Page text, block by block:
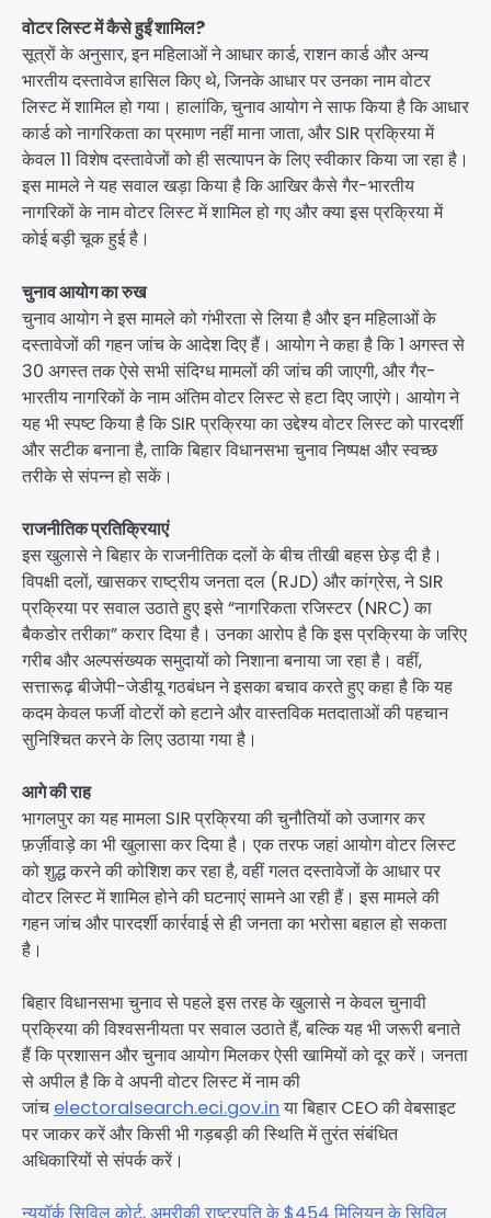
वोटर लिस्ट में कैसे हुईं शामिल?
सूत्रों के अनुसार, इन महिलाओं ने आधार कार्ड, राशन कार्ड और अन्य
भारतीय दस्तावेज हासिल किए थे, जिनके आधार पर उनका नाम वोटर
लिस्ट में शामिल हो गया। हालांकि, चुनाव आयोग ने साफ किया है कि आधार
कार्ड को नागरिकता का प्रमाण नहीं माना जाता, और SIR प्रक्रिया में
केवल 11 विशेष दस्तावेजों को ही सत्यापन के लिए स्वीकार किया जा रहा है।
इस मामले ने यह सवाल खड़ा किया है कि आखिर कैसे गैर-भारतीय
नागरिकों के नाम वोटर लिस्ट में शामिल हो गए और क्या इस प्रक्रिया में
कोई बड़ी चूक हुई है।
चुनाव आयोग का रुख
चुनाव आयोग ने इस मामले को गंभीरता से लिया है और इन महिलाओं के
दस्तावेजों की गहन जांच के आदेश दिए हैं। आयोग ने कहा है कि 1 अगस्त से
30 अगस्त तक ऐसे सभी संदिग्ध मामलों की जांच की जाएगी, और गैर-
भारतीय नागरिकों के नाम अंतिम वोटर लिस्ट से हटा दिए जाएंगे। आयोग ने
यह भी स्पष्ट किया है कि SIR प्रक्रिया का उद्देश्य वोटर लिस्ट को पारदर्शी
और सटीक बनाना है, ताकि बिहार विधानसभा चुनाव निष्पक्ष और स्वच्छ
तरीके से संपन्न हो सकें।
राजनीतिक प्रतिक्रियाएं
इस खुलासे ने बिहार के राजनीतिक दलों के बीच तीखी बहस छेड़ दी है।
विपक्षी दलों, खासकर राष्ट्रीय जनता दल (RJD) और कांग्रेस, ने SIR
प्रक्रिया पर सवाल उठाते हुए इसे “नागरिकता रजिस्टर (NRC) का
बैकडोर तरीका” करार दिया है। उनका आरोप है कि इस प्रक्रिया के जरिए
गरीब और अल्पसंख्यक समुदायों को निशाना बनाया जा रहा है। वहीं,
सत्तारूढ़ बीजेपी-जेडीयू गठबंधन ने इसका बचाव करते हुए कहा है कि यह
कदम केवल फर्जी वोटरों को हटाने और वास्तविक मतदाताओं की पहचान
सुनिश्चित करने के लिए उठाया गया है।
आगे की राह
भागलपुर का यह मामला SIR प्रक्रिया की चुनौतियों को उजागर कर
फ़र्ज़ीवाड़े का भी खुलासा कर दिया है। एक तरफ जहां आयोग वोटर लिस्ट
को शुद्ध करने की कोशिश कर रहा है, वहीं गलत दस्तावेजों के आधार पर
वोटर लिस्ट में शामिल होने की घटनाएं सामने आ रही हैं। इस मामले की
गहन जांच और पारदर्शी कार्रवाई से ही जनता का भरोसा बहाल हो सकता
है।
बिहार विधानसभा चुनाव से पहले इस तरह के खुलासे न केवल चुनावी
प्रक्रिया की विश्वसनीयता पर सवाल उठाते हैं, बल्कि यह भी जरूरी बनाते
हैं कि प्रशासन और चुनाव आयोग मिलकर ऐसी खामियों को दूर करें। जनता
से अपील है कि वे अपनी वोटर लिस्ट में नाम की
जांच electoralsearch.eci.gov.inया बिहार CEO की वेबसाइट
पर जाकर करें और किसी भी गड़बड़ी की स्थिति में तुरंत संबंधित
अधिकारियों से संपर्क करें।